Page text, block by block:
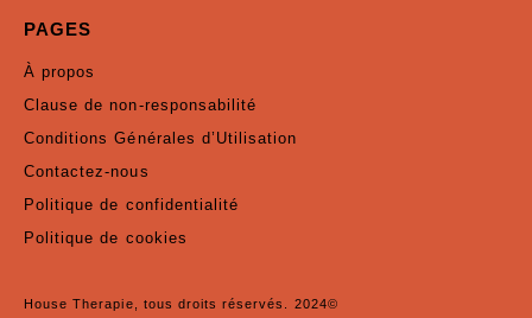
PAGES
À propos
Clause de non-responsabilité
Conditions Générales d’Utilisation
Contactez-nous
Politique de confidentialité
Politique de cookies
House Therapie, tous droits réservés. 2024©